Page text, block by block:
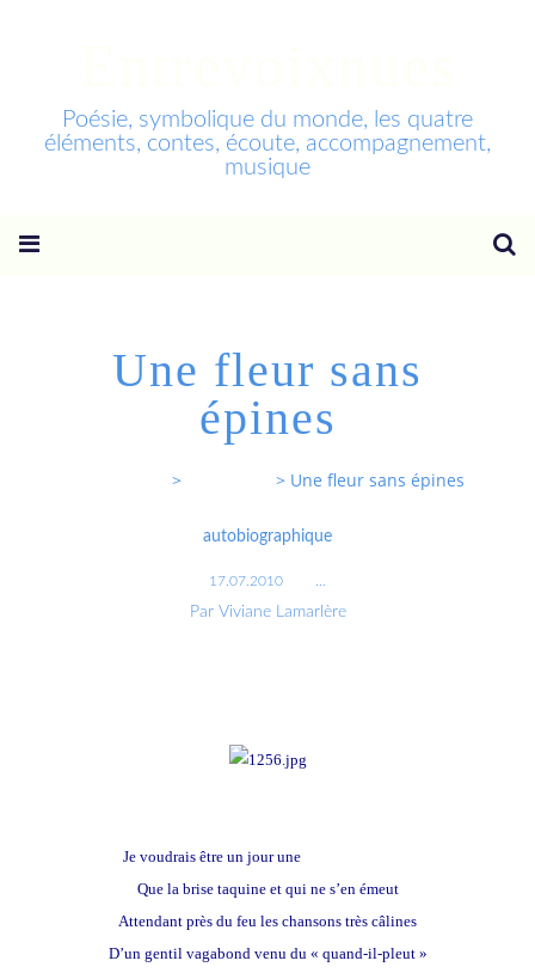
Poésie, symbolique du monde, les quatre
éléments, contes, écoute, accompagnement,
musique
Une fleur sans
épines
> > Une fleur sans épines
autobiographique
17.07.2010
Par Viviane Lamarlère
Je voudrais être un jour une
Que la brise taquine et qui ne s’en émeut
Attendant près du feu les chansons très câlines
D’un gentil vagabond venu du « quand-il-pleut »